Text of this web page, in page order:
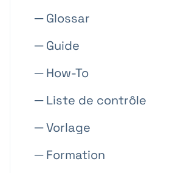
─ Glossar
─ Guide
─ How-To
─ Liste de contrôle
─ Vorlage
─ Formation